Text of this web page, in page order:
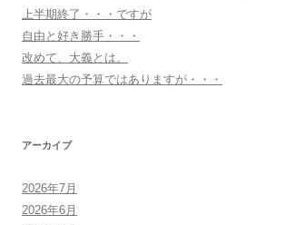
上半期終了・・・ですが
自由と好き勝手・・・
改めて、大義とは。
過去最大の予算ではありますが・・・
アーカイブ
2026年7月
2026年6月